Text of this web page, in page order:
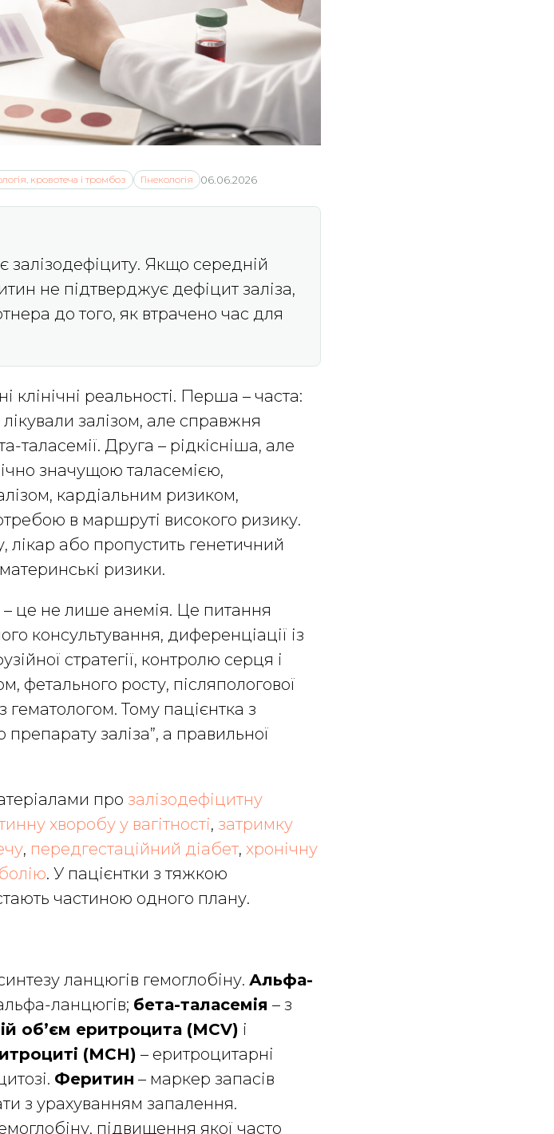
кровотеча і тромбоз Гінекологія 06.06.2026
залізодефіциту. Якщо середній
не підтверджує дефіцит заліза,
до того, як втрачено час для
клінічні реальності. Перша – часта:
залізом, але справжня
таласемії. Друга – рідкісніша, але
значущою таласемією,
кардіальним ризиком,
в маршруті високого ризику.
лікар або пропустить генетичний
ризики.
– це не лише анемія. Це питання
консультування, диференціації із
стратегії, контролю серця і
фетального росту, післяпологової
гематологом. Тому пацієнтка з
заліза”, а правильної
про залізодефіцитну
хворобу у вагітності, затримку
, передгестаційний діабет, хронічну
. У пацієнтки з тяжкою
частиною одного плану.
ланцюгів гемоглобіну. Альфа-
ланцюгів; бета-таласемія – з
об’єм еритроцита (MCV) і
(MCH) – еритроцитарні
Феритин – маркер запасів
з урахуванням запалення.
підвищення якої часто